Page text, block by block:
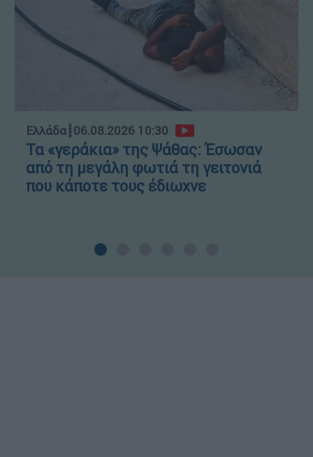
Ελλάδα┋06.08.2026 10:30
Τα «γεράκια» της Ψάθας: Έσωσαν
από τη μεγάλη φωτιά τη γειτονιά
που κάποτε τους έδιωχνε